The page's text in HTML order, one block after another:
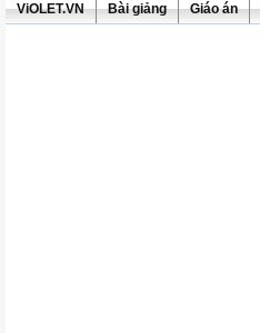
ViOLET.VN Bài giảng Giáo án